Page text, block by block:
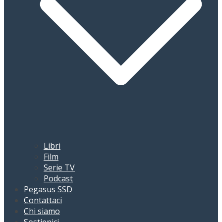
Libri
Film
Serie TV
Podcast
Pegasus SSD
Contattaci
Chi siamo